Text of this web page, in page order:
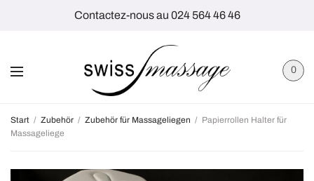
Contactez-nous au 024 564 46 46
0
Start / Zubehör / Zubehör für Massageliegen / Papierrollen Halter für
Massageliege